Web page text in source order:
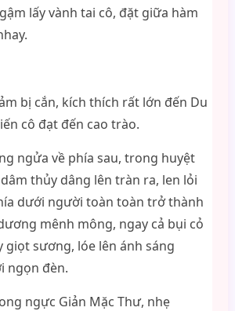
lấy vành tai cô, đặt giữa hàm
bị cắn, kích thích rất lớn đến Du
cô đạt đến cao trào.
ngửa về phía sau, trong huyệt
thủy dâng lên tràn ra, len lỏi
dưới người toàn toàn trở thành
mênh mông, ngay cả bụi cỏ
giọt sương, lóe lên ánh sáng
ngọn đèn.
ngực Giản Mặc Thư, nhẹ